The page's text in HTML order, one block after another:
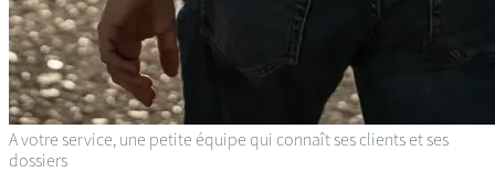
A votre service, une petite équipe qui connaît ses clients et ses
dossiers